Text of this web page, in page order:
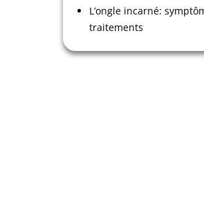
L’ongle incarné:
traitements